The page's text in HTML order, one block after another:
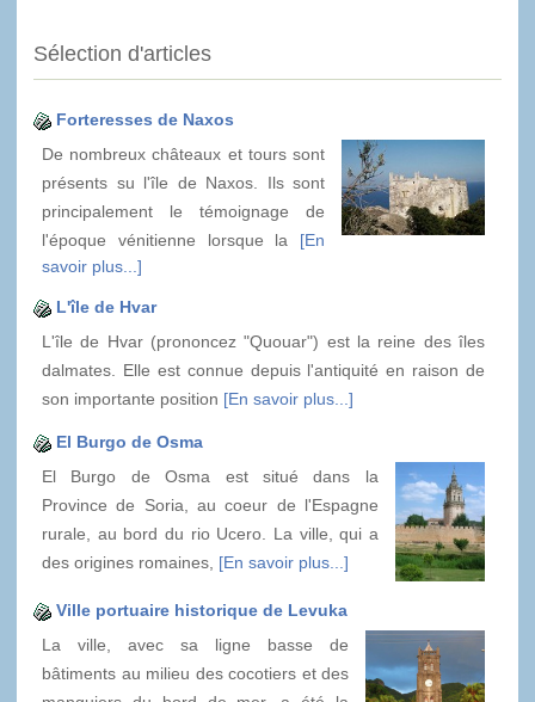
Sélection d'articles
Forteresses de Naxos
De nombreux châteaux et tours sont
présents su l'île de Naxos. Ils sont
principalement le témoignage de
l'époque vénitienne lorsque la [En
savoir plus...]
L'île de Hvar
L'île de Hvar (prononcez "Quouar") est la reine des îles
dalmates. Elle est connue depuis l'antiquité en raison de
son importante position [En savoir plus...]
El Burgo de Osma
El Burgo de Osma est situé dans la
Province de Soria, au coeur de l'Espagne
rurale, au bord du rio Ucero. La ville, qui a
des origines romaines, [En savoir plus...]
Ville portuaire historique de Levuka
La ville, avec sa ligne basse de
bâtiments au milieu des cocotiers et des